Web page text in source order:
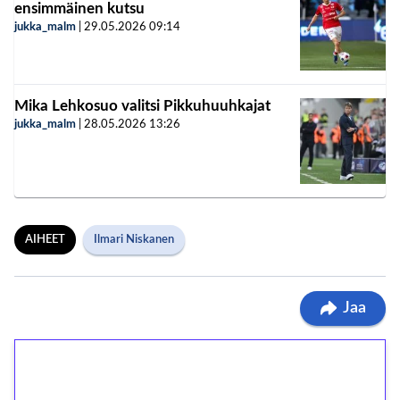
ensimmäinen kutsu
jukka_malm 29.05.2026 09:14
Mika Lehkosuo valitsi Pikkuhuuhkajat
jukka_malm 28.05.2026 13:26
AIHEET Ilmari Niskanen
Jaa